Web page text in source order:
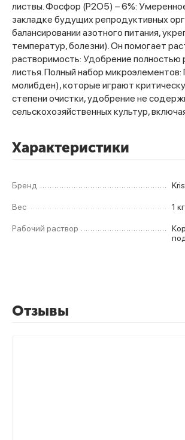
листвы. Фосфор (P2O5) – 6%:
закладке будущих репродуктивных
балансировании азотного питания,
температур, болезни). Он помогает
растворимость: Удобрение полностью
листья. Полный набор
молибден), которые играют
степени очистки, удобрение не
сельскохозяйственных культур,
Характеристики
Бренд
Вес 1
Рабочий раствор
Отзывы